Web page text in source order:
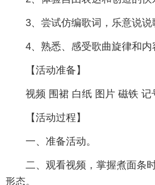
3、尝试仿编歌词，乐意说说
4、熟悉、感受歌曲旋律和内
【活动准备】
视频 围裙 白纸 图片 磁铁 记
【活动过程】
一、准备活动。
二、观看视频，掌握煮面条
形态。